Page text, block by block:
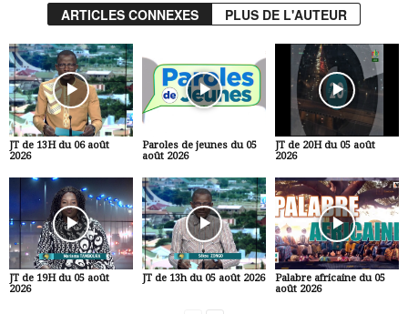
ARTICLES CONNEXES PLUS DE L'AUTEUR
JT de 13H du 06 août
2026
Paroles de jeunes du 05
août 2026
JT de 20H du 05 août
2026
JT de 19H du 05 août
2026
JT de 13h du 05 août 2026
Palabre africaine du 05
août 2026